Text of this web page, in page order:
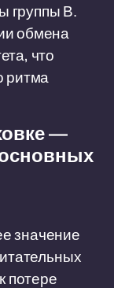
группы В.
обмена
что
ритма
—
значение
потере